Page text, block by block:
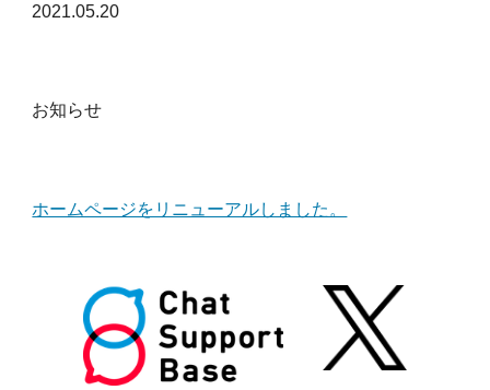
2021.05.20
お知らせ
ホームページをリニューアルしました。